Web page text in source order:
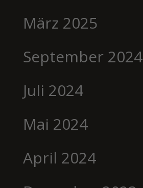
März 2025
September 2024
Juli 2024
Mai 2024
April 2024